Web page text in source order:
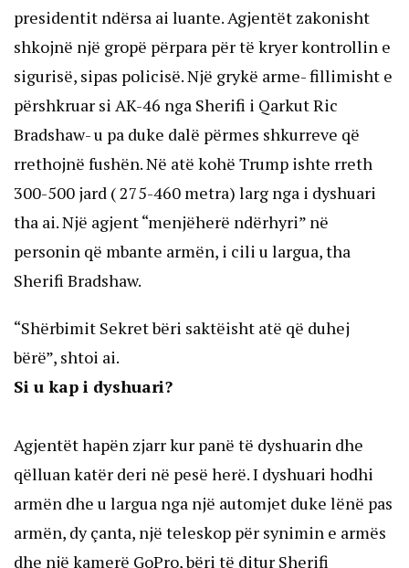
presidentit ndërsa ai luante. Agjentët zakonisht
shkojnë një gropë përpara për të kryer kontrollin e
sigurisë, sipas policisë. Një grykë arme- fillimisht e
përshkruar si AK-46 nga Sherifi i Qarkut Ric
Bradshaw- u pa duke dalë përmes shkurreve që
rrethojnë fushën. Në atë kohë Trump ishte rreth
300-500 jard ( 275-460 metra) larg nga i dyshuari
tha ai. Një agjent “menjëherë ndërhyri” në
personin që mbante armën, i cili u largua, tha
Sherifi Bradshaw.
“Shërbimit Sekret bëri saktëisht atë që duhej
bërë”, shtoi ai.
Si u kap i dyshuari?
Agjentët hapën zjarr kur panë të dyshuarin dhe
qëlluan katër deri në pesë herë. I dyshuari hodhi
armën dhe u largua nga një automjet duke lënë pas
armën, dy çanta, një teleskop për synimin e armës
dhe një kamerë GoPro, bëri të ditur Sherifi